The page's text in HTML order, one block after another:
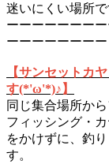
迷いにくい場所
ーーーーーーー
ーーーーーーーー
【サンセットカ
す(*'ω'*)♪】
同じ集合場所か
フィッシング・
をかけずに、釣
す。